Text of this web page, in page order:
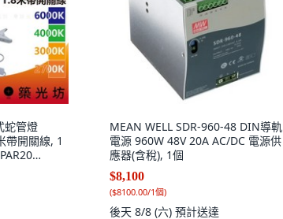
蛇管燈
帶開關線, 1
4000K 自
MEAN WELL SDR-960-48 DIN導軌
電源 960W 48V 20A AC/DC 電源供
應器(含稅), 1個
$8,100
($8100.00/1個)
後天 8/8 (六) 預計送達